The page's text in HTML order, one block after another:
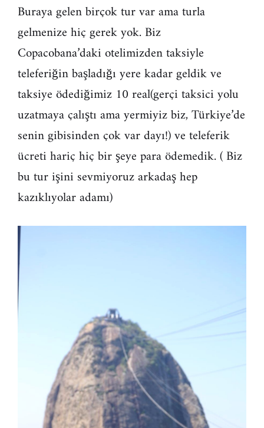
Buraya gelen birçok tur var ama turla
gelmenize hiç gerek yok. Biz
Copacobana’daki otelimizden taksiyle
teleferiğin başladığı yere kadar geldik ve
taksiye ödediğimiz 10 real(gerçi taksici yolu
uzatmaya çalıştı ama yermiyiz biz, Türkiye’de
senin gibisinden çok var dayı!) ve teleferik
ücreti hariç hiç bir şeye para ödemedik. ( Biz
bu tur işini sevmiyoruz arkadaş hep
kazıklıyolar adamı)